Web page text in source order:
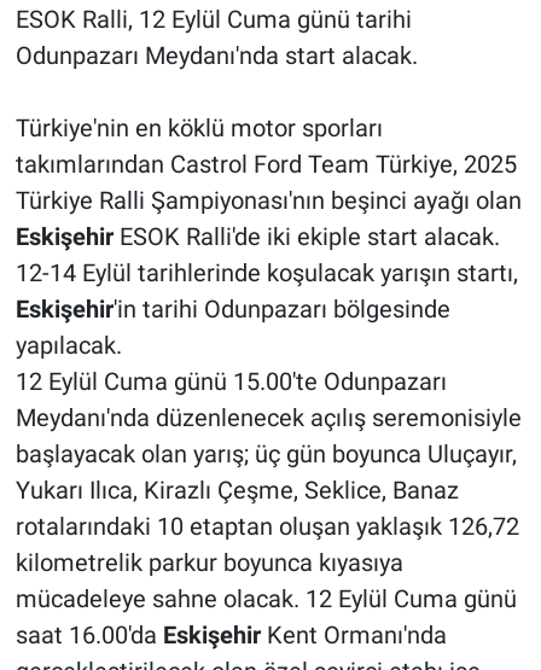
ESOK Ralli, 12 Eylül Cuma günü tarihi
Odunpazarı Meydanı'nda start alacak.
Türkiye'nin en köklü motor sporları
takımlarından Castrol Ford Team Türkiye, 2025
Türkiye Ralli Şampiyonası'nın beşinci ayağı olan
EskişehirESOK Ralli'de iki ekiple start alacak.
12-14 Eylül tarihlerinde koşulacak yarışın startı,
Eskişehir'in tarihi Odunpazarı bölgesinde
yapılacak.
12 Eylül Cuma günü 15.00'te Odunpazarı
Meydanı'nda düzenlenecek açılış seremonisiyle
başlayacak olan yarış; üç gün boyunca Uluçayır,
Yukarı Ilıca, Kirazlı Çeşme, Seklice, Banaz
rotalarındaki 10 etaptan oluşan yaklaşık 126,72
kilometrelik parkur boyunca kıyasıya
mücadeleye sahne olacak. 12 Eylül Cuma günü
saat 16.00'da EskişehirKent Ormanı'nda